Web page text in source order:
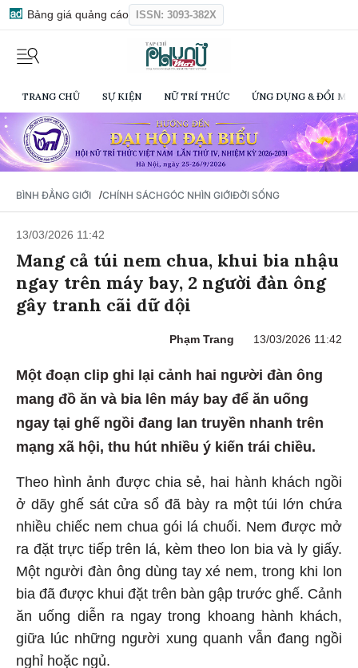
Bảng giá quảng cáo ISSN: 3093-382X
TRANG CHỦ SỰ KIỆN NỮ TRÍ THỨC ỨNG DỤNG & ĐỔI
BÌNH ĐẲNG GIỚI /CHÍNH SÁCHGÓC NHÌN GIỚIĐỜI SỐNG
13/03/2026 11:42
Mang cả túi nem chua, khui bia nhậu
ngay trên máy bay, 2 người đàn ông
gây tranh cãi dữ dội
Phạm Trang 13/03/2026 11:42
Một đoạn clip ghi lại cảnh hai người đàn ông
mang đồ ăn và bia lên máy bay để ăn uống
ngay tại ghế ngồi đang lan truyền nhanh trên
mạng xã hội, thu hút nhiều ý kiến trái chiều.
Theo hình ảnh được chia sẻ, hai hành khách ngồi
ở dãy ghế sát cửa sổ đã bày ra một túi lớn chứa
nhiều chiếc nem chua gói lá chuối. Nem được mở
ra đặt trực tiếp trên lá, kèm theo lon bia và ly giấy.
Một người đàn ông dùng tay xé nem, trong khi lon
bia đã được khui đặt trên bàn gập trước ghế. Cảnh
ăn uống diễn ra ngay trong khoang hành khách,
giữa lúc những người xung quanh vẫn đang ngồi
nghỉ hoặc ngủ.